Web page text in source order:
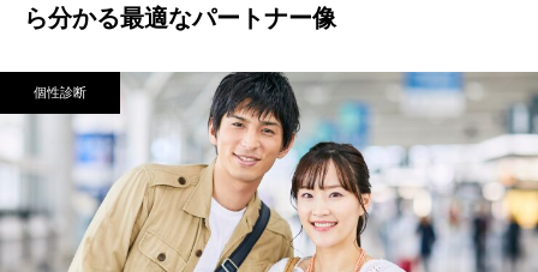
ら分かる最適なパートナー像
個性診断